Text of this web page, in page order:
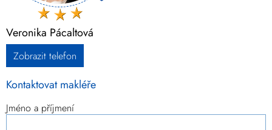
Veronika Pácaltová
Zobrazit telefon
Kontaktovat makléře
Jméno a příjmení